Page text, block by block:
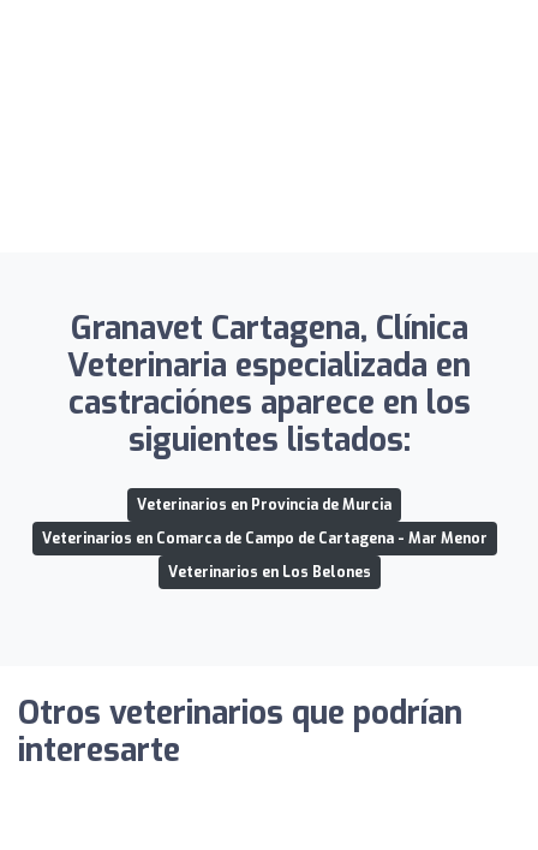
Granavet Cartagena, Clínica
Veterinaria especializada en
castraciónes aparece en los
siguientes listados:
Veterinarios en Provincia de Murcia
Veterinarios en Comarca de Campo de Cartagena - Mar Menor
Veterinarios en Los Belones
Otros veterinarios que podrían
interesarte